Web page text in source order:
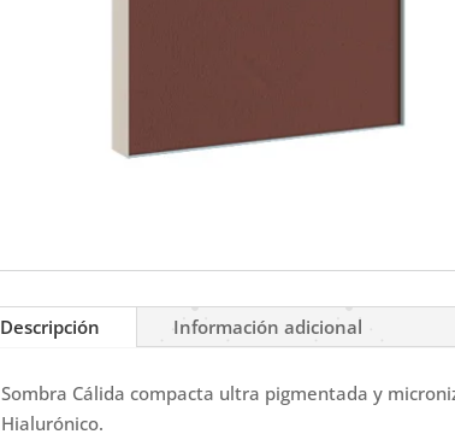
Descripción Información adicional
Sombra Cálida compacta ultra pigmentada y
Hialurónico.